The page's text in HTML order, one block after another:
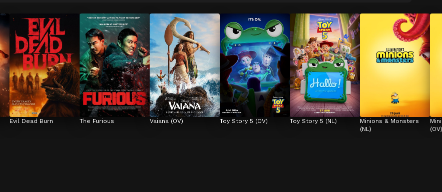
Evil Dead Burn The Furious Vaiana (OV) Toy Story 5 (OV) Toy Story 5 (NL)
Minions & Monsters
(NL)
(OV)